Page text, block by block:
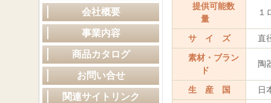
提供可能数
量
１
サ イ ズ
直
素材・ブラン
ド
陶
生 産 国
日
会社概要
事業内容
商品カタログ
お問い合せ
関連サイトリンク